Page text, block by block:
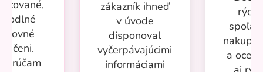
zákazník ihneď
v úvode
disponoval
vyčerpávajúcimi
informáciami
a